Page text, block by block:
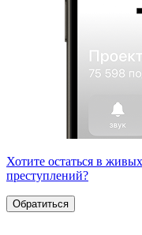
Хотите остаться в
преступлений?
Обратиться